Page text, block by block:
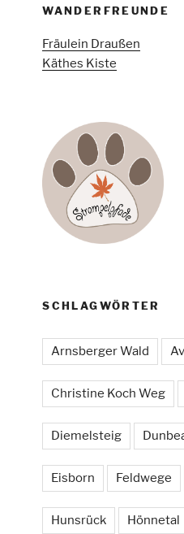
WANDERFREUNDE
Fräulein Draußen
Käthes Kiste
SCHLAGWÖRTER
Arnsberger Wald
Christine Koch Weg
Diemelsteig
Eisborn Feldwege
Hunsrück Hönnetal